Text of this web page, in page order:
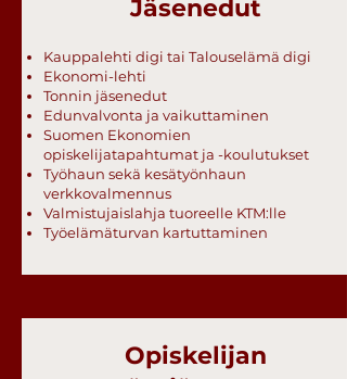
Jäsenedut
Kauppalehti digi tai Talouselämä digi
Ekonomi-lehti
Tonnin jäsenedut
Edunvalvonta ja vaikuttaminen
Suomen Ekonomien
opiskelijatapahtumat ja -koulutukset
Työhaun sekä kesätyönhaun
verkkovalmennus
Valmistujaislahja tuoreelle KTM:lle
Työelämäturvan kartuttaminen
Opiskelijan